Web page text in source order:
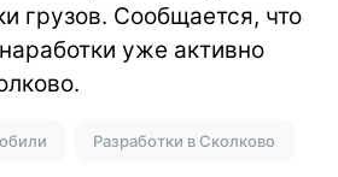
грузов. Сообщается, что
уже активно
Разработки в Сколково